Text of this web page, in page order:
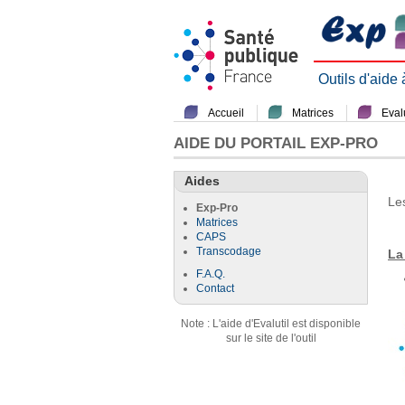
Outils d'aide
Accueil Matrices
AIDE DU PORTAIL EXP-PRO
Aides
Exp-Pro
Matrices
CAPS
Transcodage
F.A.Q.
Contact
Note : L'aide d'Evalutil est disponible
sur le site de l'outil